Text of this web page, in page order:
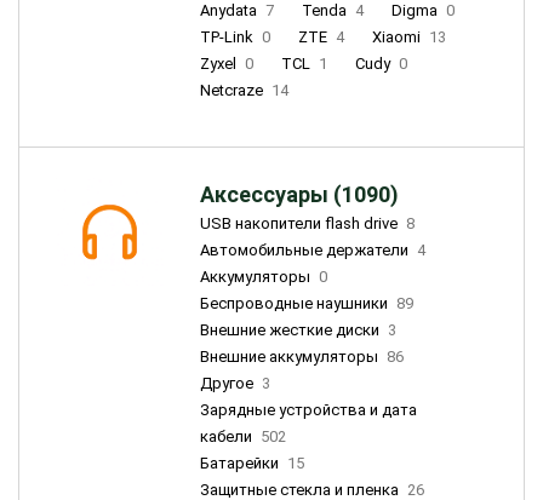
Anydata 7 Tenda 4 Digma 0
TP-Link 0 ZTE 4 Xiaomi 13
Zyxel
0 TCL 1 Cudy 0
Netcraze 14
Аксессуары (1090)
USB накопители flash drive 8
Автомобильные держатели 4
Аккумуляторы 0
Беспроводные наушники 89
Внешние жесткие диски 3
Внешние аккумуляторы 86
Другое 3
Зарядные устройства и дата
кабели 502
Батарейки 15
Защитные стекла и пленка 26